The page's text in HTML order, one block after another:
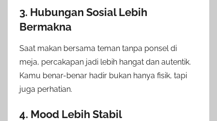
3. Hubungan Sosial Lebih
Bermakna
Saat makan bersama teman tanpa ponsel di
meja, percakapan jadi lebih hangat dan autentik.
Kamu benar-benar hadir bukan hanya fisik, tapi
juga perhatian.
4. Mood Lebih Stabil